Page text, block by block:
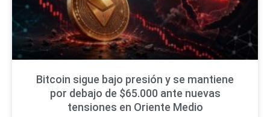
Bitcoin sigue bajo presión y se mantiene
por debajo de $65.000 ante nuevas
tensiones en Oriente Medio